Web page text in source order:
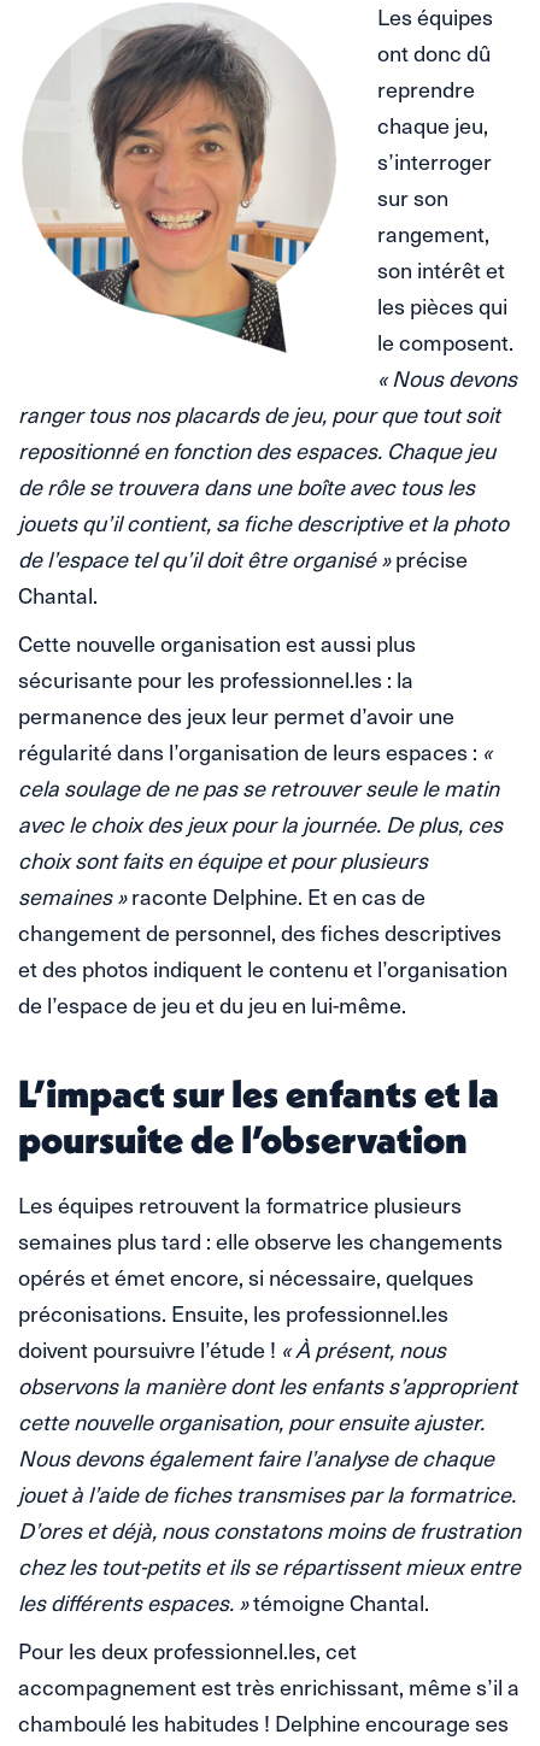
Les équipes
ont donc dû
reprendre
chaque jeu,
s’interroger
sur son
rangement,
son intérêt et
les pièces qui
le composent.
« Nous devons
ranger tous nos placards de jeu, pour que tout soit
repositionné en fonction des espaces. Chaque jeu
de rôle se trouvera dans une boîte avec tous les
jouets qu’il contient, sa fiche descriptive et la photo
de l’espace tel qu’il doit être organisé »précise
Chantal.
Cette nouvelle organisation est aussi plus
sécurisante pour les professionnel.les : la
permanence des jeux leur permet d’avoir une
régularité dans l’organisation de leurs espaces : «
cela soulage de ne pas se retrouver seule le matin
avec le choix des jeux pour la journée. De plus, ces
choix sont faits en équipe et pour plusieurs
semaines »raconte Delphine. Et en cas de
changement de personnel, des fiches descriptives
et des photos indiquent le contenu et l’organisation
de l’espace de jeu et du jeu en lui-même.
L’impact sur les enfants et la
poursuite de l’observation
Les équipes retrouvent la formatrice plusieurs
semaines plus tard : elle observe les changements
opérés et émet encore, si nécessaire, quelques
préconisations. Ensuite, les professionnel.les
doivent poursuivre l’étude ! « À présent, nous
observons la manière dont les enfants s’approprient
cette nouvelle organisation, pour ensuite ajuster.
Nous devons également faire l’analyse de chaque
jouet à l’aide de fiches transmises par la formatrice.
D’ores et déjà, nous constatons moins de frustration
chez les tout-petits et ils se répartissent mieux entre
les différents espaces. »témoigne Chantal.
Pour les deux professionnel.les, cet
accompagnement est très enrichissant, même s’il a
chamboulé les habitudes ! Delphine encourage ses